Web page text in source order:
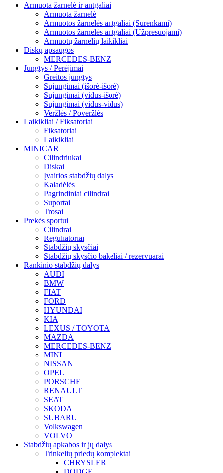
Armuota žarnelė ir antgaliai
Armuota žarnelė
Armuotos žarnelės antgaliai (Surenkami)
Armuotos žarnelės antgaliai (Užpresuojami)
Armuotų žarnelių laikikliai
Diskų apsaugos
MERCEDES-BENZ
Jungtys / Perėjimai
Greitos jungtys
Sujungimai (išorė-išorė)
Sujungimai (vidus-išorė)
Sujungimai (vidus-vidus)
Veržlės / Poveržlės
Laikikliai / Fiksatoriai
Fiksatoriai
Laikikliai
MINICAR
Cilindriukai
Diskai
Įvairios stabdžių dalys
Kaladėlės
Pagrindiniai cilindrai
Suportai
Trosai
Prekės sportui
Cilindrai
Reguliatoriai
Stabdžių skysčiai
Stabdžių skysčio bakeliai / rezervuarai
Rankinio stabdžių dalys
AUDI
BMW
FIAT
FORD
HYUNDAI
KIA
LEXUS / TOYOTA
MAZDA
MERCEDES-BENZ
MINI
NISSAN
OPEL
PORSCHE
RENAULT
SEAT
SKODA
SUBARU
Volkswagen
VOLVO
Stabdžių apkabos ir jų dalys
Trinkelių priedų komplektai
CHRYSLER
DODGE